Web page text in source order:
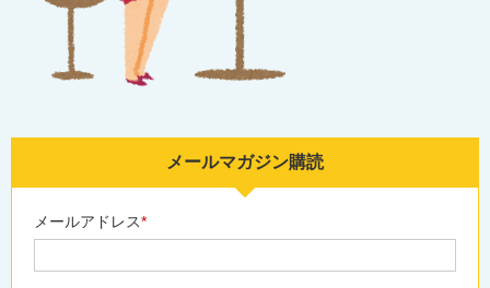
メールマガジン購読
メールアドレス*